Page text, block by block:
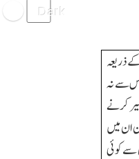
ذریعہ
سے نہ
کرنے
ان میں
کوئی